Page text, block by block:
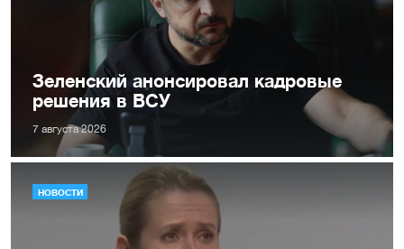
Зеленский анонсировал кадровые
решения в ВСУ
7 августа 2026
НОВОСТИ